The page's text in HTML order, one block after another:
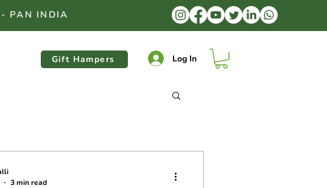
- PAN INDIA
Gift Hampers Log In
3 min read